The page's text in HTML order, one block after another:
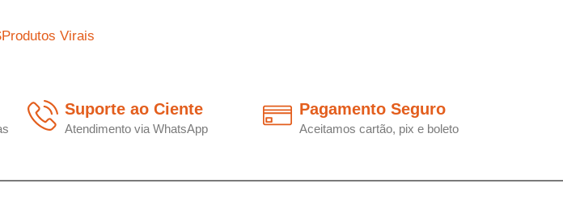
Produtos Virais
Suporte ao Ciente
Atendimento via WhatsApp
Pagamento Seguro
Aceitamos cartão, pix e boleto